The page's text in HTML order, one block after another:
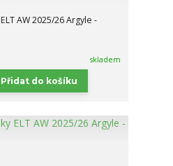
AW 2025/26 Argyle -
skladem
Přidat do košíku